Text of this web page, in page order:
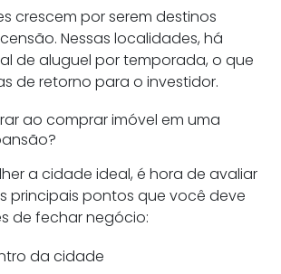
crescem por serem destinos
Nessas localidades, há
de aluguel por temporada, o que
de retorno para o investidor.
ao comprar imóvel em uma
a cidade ideal, é hora de avaliar
principais pontos que você deve
de fechar negócio:
da cidade